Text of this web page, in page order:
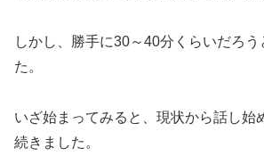
しかし、勝手に30～40分くらいだろう
た。
いざ始まってみると、現状から話し始
続きました。